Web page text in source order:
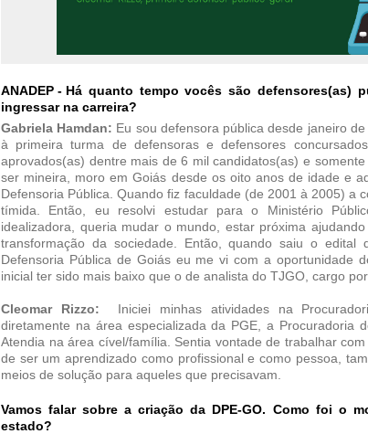
ANADEP - Há quanto tempo vocês são defensores(as)
ingressar na carreira?
Gabriela Hamdan: Eu sou defensora pública desde janeiro
à primeira turma de defensoras e defensores
aprovados(as) dentre mais de 6 mil candidatos(as) e
ser mineira, moro em Goiás desde os oito anos de idade e
Defensoria Pública. Quando fiz faculdade (de 2001 à 2005) a
tímida. Então, eu resolvi estudar para o Ministério
idealizadora, queria mudar o mundo, estar próxima
transformação da sociedade. Então, quando saiu o edital
Defensoria Pública de Goiás eu me vi com a oportunidade
inicial ter sido mais baixo que o de analista do TJGO, cargo
Cleomar Rizzo: Iniciei minhas atividades na
diretamente na área especializada da PGE, a Procuradoria
Atendia na área cível/família. Sentia vontade de trabalhar
de ser um aprendizado como profissional e como pessoa,
meios de solução para aqueles que precisavam.
Vamos falar sobre a criação da DPE-GO. Como foi o
estado?